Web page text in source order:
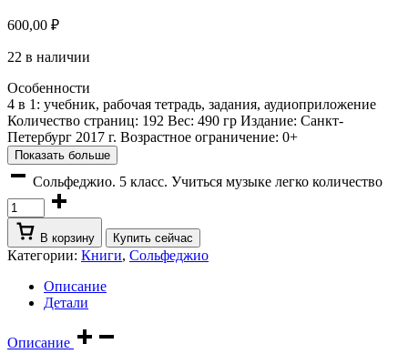
600,00 ₽
22 в наличии
Особенности
4 в 1: учебник, рабочая тетрадь, задания, аудиоприложение
Количество страниц: 192 Вес: 490 гр Издание: Санкт-
Петербург 2017 г. Возрастное ограничение: 0+
Показать больше
Сольфеджио. 5 класс. Учиться музыке легко количество
В корзину Купить сейчас
Категории: Книги, Сольфеджио
Описание
Детали
Описание